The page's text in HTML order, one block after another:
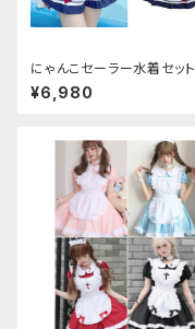
にゃんこセーラー水着セット
¥6,980